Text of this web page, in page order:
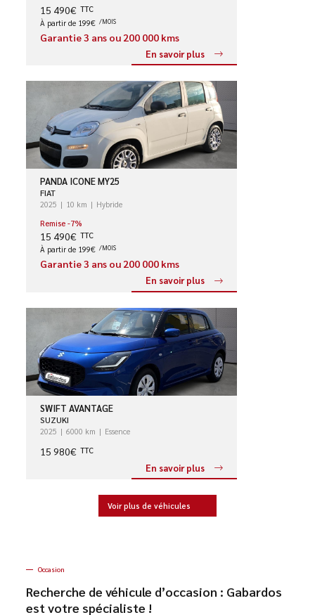
15 490€ TTC
À partir de 199€ /MOIS
Garantie 3 ans ou 200 000 kms
En savoir plus
PANDA ICONE MY25
FIAT
2025 10 km
Hybride
Remise -7%
15 490€ TTC
À partir de 199€ /MOIS
Garantie 3 ans ou 200 000 kms
En savoir plus
SWIFT AVANTAGE
SUZUKI
2025 6000 km Essence
15 980€ TTC
En savoir plus
Voir plus de véhicules
Occasion
Recherche de véhicule d’occasion : Gabardos
est votre spécialiste !